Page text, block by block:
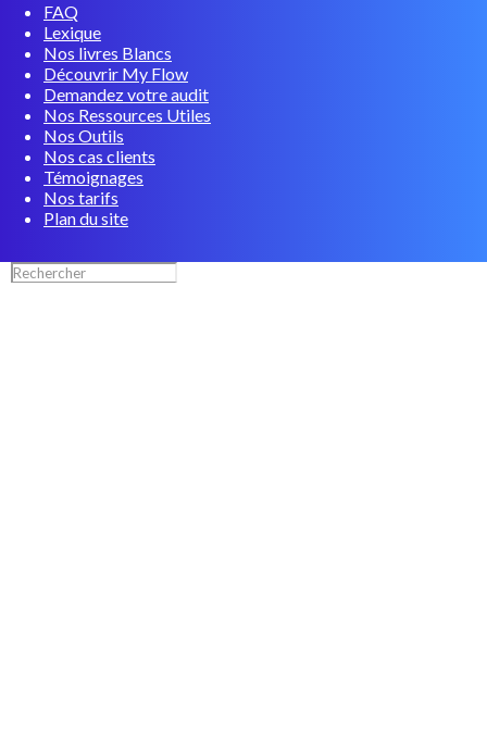
FAQ
Lexique
Nos livres Blancs
Découvrir My Flow
Demandez votre audit
Nos Ressources Utiles
Nos Outils
Nos cas clients
Témoignages
Nos tarifs
Plan du site